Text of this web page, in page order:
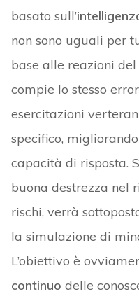
basato sull’
non sono uguali per
base alle reazioni del
compie lo stesso
esercitazioni
specifico,
capacità di risposta.
buona destrezza nel
rischi, verrà
la simulazione di
L’obiettivo è
continuo delle